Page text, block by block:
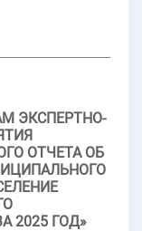
ЭКСПЕРТНО-
ОТЧЕТА ОБ
2025 ГОД»